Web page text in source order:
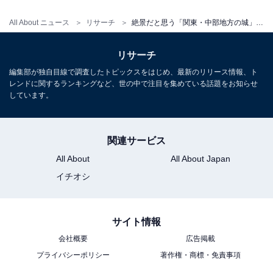
All About ニュース リサーチ
リサーチ
編集部が独自目線で調査したトピックスをはじめ、最新のリリース情報、ト
レンドに関するランキングなど、世の中で注目を集めている話題をお知らせ
しています。
関連サービス
All About
All About Japan
イチオシ
サイト情報
会社概要
広告掲載
プライバシーポリシー
著作権・商標・免責事項